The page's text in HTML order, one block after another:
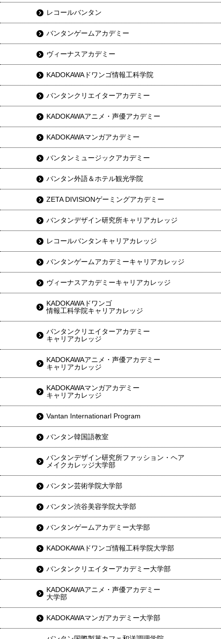
レコールバンタン
バンタンゲームアカデミー
ヴィーナスアカデミー
KADOKAWAドワンゴ情報工科学院
バンタンクリエイターアカデミー
KADOKAWAアニメ・声優アカデミー
KADOKAWAマンガアカデミー
バンタンミュージックアカデミー
バンタン外語＆ホテル観光学院
ZETA DIVISIONゲーミングアカデミー
バンタンデザイン研究所キャリアカレッジ
レコールバンタンキャリアカレッジ
バンタンゲームアカデミーキャリアカレッジ
ヴィーナスアカデミーキャリアカレッジ
KADOKAWAドワンゴ
情報工科学院キャリアカレッジ
バンタンクリエイターアカデミー
キャリアカレッジ
KADOKAWAアニメ・声優アカデミー
キャリアカレッジ
KADOKAWAマンガアカデミー
キャリアカレッジ
Vantan Internationarl Program
バンタン韓国語教室
バンタンデザイン研究所ファッション・ヘア
メイクカレッジ大学部
バンタン芸術学院大学部
バンタン渋谷美容学院大学部
バンタンゲームアカデミー大学部
KADOKAWAドワンゴ情報工科学院大学部
バンタンクリエイターアカデミー大学部
KADOKAWAアニメ・声優アカデミー
大学部
KADOKAWAマンガアカデミー大学部